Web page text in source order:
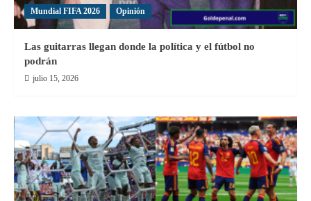
Mundial FIFA 2026 Opinión
Las guitarras llegan donde la política y el fútbol no
podrán
julio 15, 2026